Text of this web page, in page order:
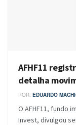
AFHF11
detalha
POR: EDUARDO
O AFHF11, fundo
Invest, divulgou